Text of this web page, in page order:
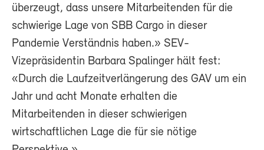
überzeugt, dass unsere Mitarbeitenden für die
schwierige Lage von SBB Cargo in dieser
Pandemie Verständnis haben.» SEV-
Vizepräsidentin Barbara Spalinger hält fest:
«Durch die Laufzeitverlängerung des GAV um ein
Jahr und acht Monate erhalten die
Mitarbeitenden in dieser schwierigen
wirtschaftlichen Lage die für sie nötige